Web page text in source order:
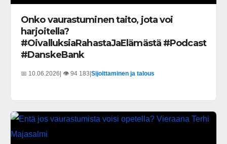
Onko vaurastuminen taito, jota voi
harjoitella?
#OivalluksiaRahastaJaElämästä #Podcast
#DanskeBank
📅 10.06.2026| 👁️ 94 183|Sijoittaminen ja talous